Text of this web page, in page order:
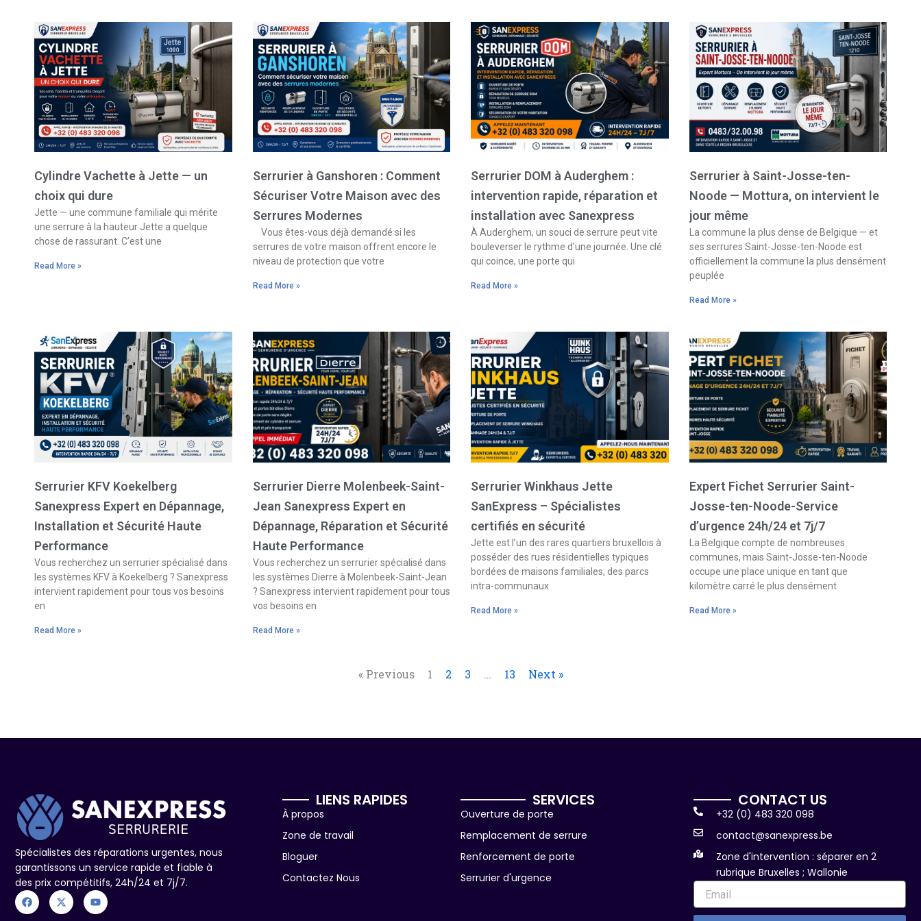
Cylindre Vachette à Jette — un
choix qui dure
Jette — une commune familiale qui mérite
une serrure à la hauteur Jette a quelque
chose de rassurant. C’est une
Read More »
Serrurier à Ganshoren : Comment
Sécuriser Votre Maison avec des
Serrures Modernes
Vous êtes-vous déjà demandé si les
serrures de votre maison offrent encore le
niveau de protection que votre
Read More »
Serrurier DOM à Auderghem :
intervention rapide, réparation et
installation avec Sanexpress
À Auderghem, un souci de serrure peut vite
bouleverser le rythme d’une journée. Une clé
qui coince, une porte qui
Read More »
Serrurier à Saint-Josse-ten-
Noode — Mottura, on intervient le
jour même
La commune la plus dense de Belgique — et
ses serrures Saint-Josse-ten-Noode est
officiellement la commune la plus densément
peuplée
Read More »
Serrurier KFV Koekelberg
Sanexpress Expert en Dépannage,
Installation et Sécurité Haute
Performance
Vous recherchez un serrurier spécialisé dans
les systèmes KFV à Koekelberg ? Sanexpress
intervient rapidement pour tous vos besoins
en
Read More »
Serrurier Dierre Molenbeek-Saint-
Jean Sanexpress Expert en
Dépannage, Réparation et Sécurité
Haute Performance
Vous recherchez un serrurier spécialisé dans
les systèmes Dierre à Molenbeek-Saint-Jean
? Sanexpress intervient rapidement pour tous
vos besoins en
Read More »
Serrurier Winkhaus Jette
SanExpress – Spécialistes
certifiés en sécurité
Jette est l’un des rares quartiers bruxellois à
posséder des rues résidentielles typiques
bordées de maisons familiales, des parcs
intra-communaux
Read More »
Expert Fichet Serrurier Saint-
Josse-ten-Noode-Service
d’urgence 24h/24 et 7j/7
La Belgique compte de nombreuses
communes, mais Saint-Josse-ten-Noode
occupe une place unique en tant que
kilomètre carré le plus densément
Read More »
« Previous 1 2
Page
3 …
Page
13 Next »
Spécialistes des réparations urgentes, nous
garantissons un service rapide et fiable à
des prix compétitifs, 24h/24 et 7j/7.
F
a
c
X
-
t
Y
o
u
LIENS RAPIDES
À propos
Zone de travail
Bloguer
Contactez Nous
SERVICES
Ouverture de porte
Remplacement de serrure
Renforcement de porte
Serrurier d'urgence
CONTACT US
+32 (0) 483 320 098
contact@sanexpress.be
Zone d'intervention : séparer en 2
rubrique Bruxelles ; Wallonie